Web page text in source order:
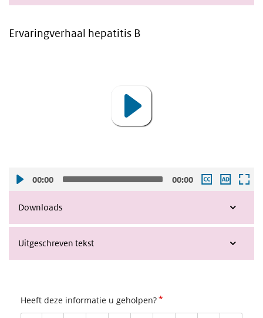
Ervaringverhaal hepatitis B
00:00 00:00
Downloads
Uitgeschreven tekst
Heeft deze informatie u geholpen?*